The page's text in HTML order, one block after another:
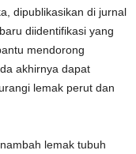
dipublikasikan di jurnal
diidentifikasi yang
mendorong
akhirnya dapat
lemak perut dan
lemak tubuh